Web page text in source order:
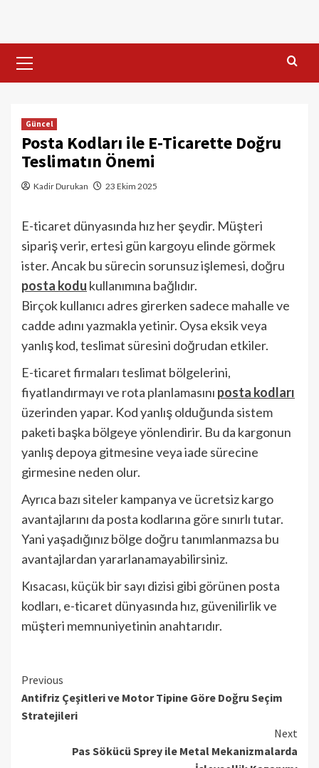
content
Menu
Güncel
Posta Kodları ile E-Ticarette Doğru
Teslimatın Önemi
Kadir Durukan 23 Ekim 2025
E-ticaret dünyasında hız her şeydir. Müşteri
sipariş verir, ertesi gün kargoyu elinde görmek
ister. Ancak bu sürecin sorunsuz işlemesi, doğru
posta kodu kullanımına bağlıdır.
Birçok kullanıcı adres girerken sadece mahalle ve
cadde adını yazmakla yetinir. Oysa eksik veya
yanlış kod, teslimat süresini doğrudan etkiler.
E-ticaret firmaları teslimat bölgelerini,
fiyatlandırmayı ve rota planlamasını posta kodları
üzerinden yapar. Kod yanlış olduğunda sistem
paketi başka bölgeye yönlendirir. Bu da kargonun
yanlış depoya gitmesine veya iade sürecine
girmesine neden olur.
Ayrıca bazı siteler kampanya ve ücretsiz kargo
avantajlarını da posta kodlarına göre sınırlı tutar.
Yani yaşadığınız bölge doğru tanımlanmazsa bu
avantajlardan yararlanamayabilirsiniz.
Kısacası, küçük bir sayı dizisi gibi görünen posta
kodları, e-ticaret dünyasında hız, güvenilirlik ve
müşteri memnuniyetinin anahtarıdır.
Continue
Reading
Previous
Antifriz Çeşitleri ve Motor Tipine Göre Doğru Seçim
Stratejileri
Next
Pas Sökücü Sprey ile Metal Mekanizmalarda